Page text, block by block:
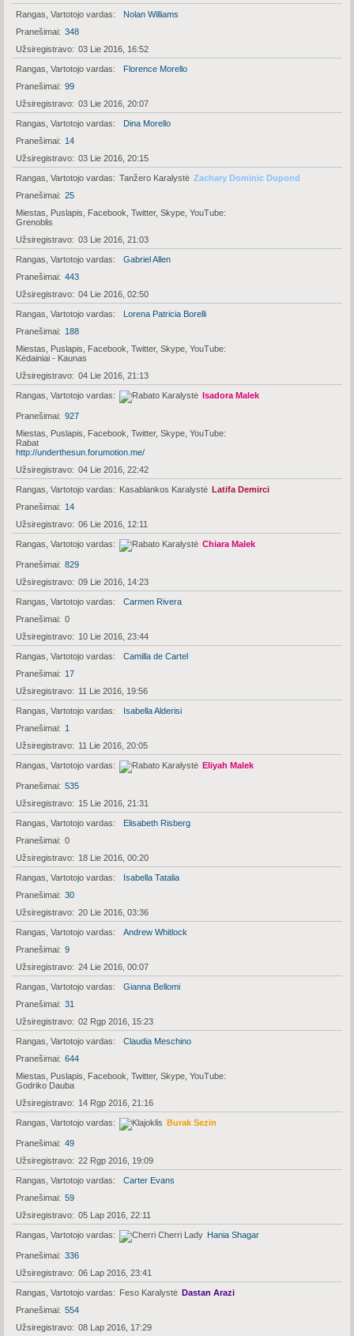
Rangas, Vartotojo vardas
Nolan Williams
Pranešimai
348
Užsiregistravo
03 Lie 2016, 16:52
Rangas, Vartotojo vardas
Florence Morello
Pranešimai
99
Užsiregistravo
03 Lie 2016, 20:07
Rangas, Vartotojo vardas
Dina Morello
Pranešimai
14
Užsiregistravo
03 Lie 2016, 20:15
Rangas, Vartotojo vardas Tanžero Karalystė Zachary Dominic Dupond
Pranešimai
25
Miestas, Puslapis, Facebook, Twitter, Skype, YouTube
Grenoblis
Užsiregistravo
03 Lie 2016, 21:03
Rangas, Vartotojo vardas
Gabriel Allen
Pranešimai
443
Užsiregistravo
04 Lie 2016, 02:50
Rangas, Vartotojo vardas
Lorena Patricia Borelli
Pranešimai
188
Miestas, Puslapis, Facebook, Twitter, Skype, YouTube
Kėdainiai - Kaunas
Užsiregistravo
04 Lie 2016, 21:13
Rangas, Vartotojo vardas Isadora Malek
Pranešimai
927
Miestas, Puslapis, Facebook, Twitter, Skype, YouTube
Rabat
http://underthesun.forumotion.me/
Užsiregistravo
04 Lie 2016, 22:42
Rangas, Vartotojo vardas Kasablankos Karalystė Latifa Demirci
Pranešimai
14
Užsiregistravo
06 Lie 2016, 12:11
Rangas, Vartotojo vardas Chiara Malek
Pranešimai
829
Užsiregistravo
09 Lie 2016, 14:23
Rangas, Vartotojo vardas
Carmen Rivera
Pranešimai
0
Užsiregistravo
10 Lie 2016, 23:44
Rangas, Vartotojo vardas
Camilla de Cartel
Pranešimai
17
Užsiregistravo
11 Lie 2016, 19:56
Rangas, Vartotojo vardas
Isabella Alderisi
Pranešimai
1
Užsiregistravo
11 Lie 2016, 20:05
Rangas, Vartotojo vardas Eliyah Malek
Pranešimai
535
Užsiregistravo
15 Lie 2016, 21:31
Rangas, Vartotojo vardas
Elisabeth Risberg
Pranešimai
0
Užsiregistravo
18 Lie 2016, 00:20
Rangas, Vartotojo vardas
Isabella Tatalia
Pranešimai
30
Užsiregistravo
20 Lie 2016, 03:36
Rangas, Vartotojo vardas
Andrew Whitlock
Pranešimai
9
Užsiregistravo
24 Lie 2016, 00:07
Rangas, Vartotojo vardas
Gianna Bellomi
Pranešimai
31
Užsiregistravo
02 Rgp 2016, 15:23
Rangas, Vartotojo vardas
Claudia Meschino
Pranešimai
644
Miestas, Puslapis, Facebook, Twitter, Skype, YouTube
Godriko Dauba
Užsiregistravo
14 Rgp 2016, 21:16
Rangas, Vartotojo vardas Burak Sezin
Pranešimai
49
Užsiregistravo
22 Rgp 2016, 19:09
Rangas, Vartotojo vardas
Carter Evans
Pranešimai
59
Užsiregistravo
05 Lap 2016, 22:11
Rangas, Vartotojo vardas Hania Shagar
Pranešimai
336
Užsiregistravo
06 Lap 2016, 23:41
Rangas, Vartotojo vardas Feso Karalystė Dastan Arazi
Pranešimai
554
Užsiregistravo
08 Lap 2016, 17:29